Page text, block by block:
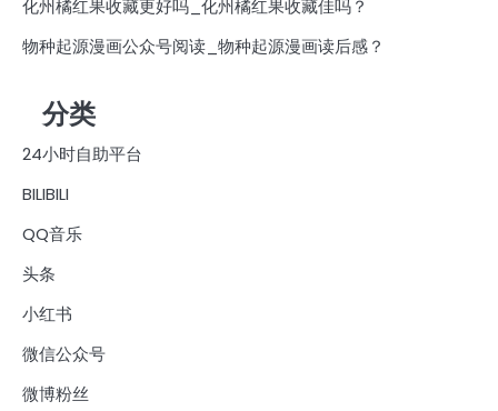
化州橘红果收藏更好吗_化州橘红果收藏佳吗？
物种起源漫画公众号阅读_物种起源漫画读后感？
分类
24小时自助平台
BILIBILI
QQ音乐
头条
小红书
微信公众号
微博粉丝